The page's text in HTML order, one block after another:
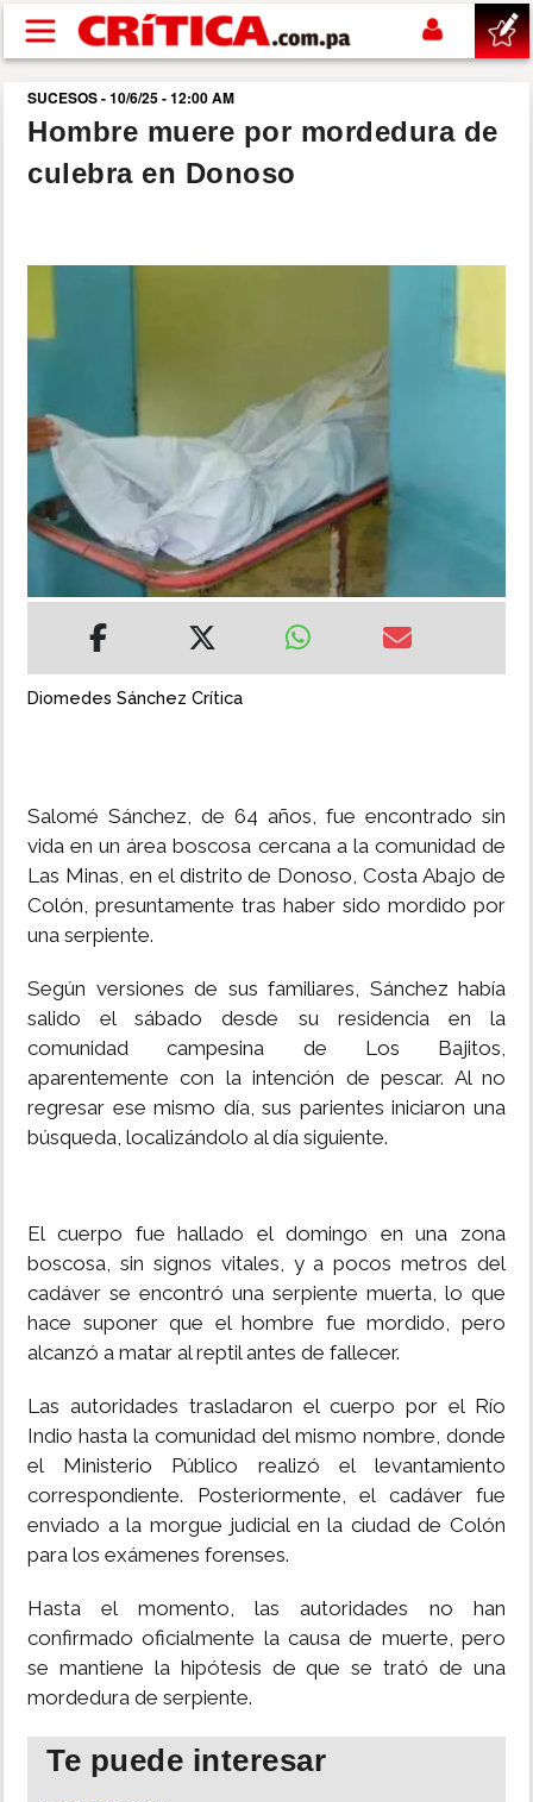
Pasar al contenido principal
buscar
SUCESOS
DEPORTES
MUNDO
MULTIMEDIA
SUCESOS - 10/6/25 - 12:00 AM
Hombre muere por mordedura de
culebra en Donoso
Diomedes Sánchez Crítica
Salomé Sánchez, de 64 años, fue encontrado sin
vida en un área boscosa cercana a la comunidad de
Las Minas, en el distrito de Donoso, Costa Abajo de
Colón, presuntamente tras haber sido mordido por
una serpiente.
Según versiones de sus familiares, Sánchez había
salido el sábado desde su residencia en la
comunidad campesina de Los Bajitos,
aparentemente con la intención de pescar. Al no
regresar ese mismo día, sus parientes iniciaron una
búsqueda, localizándolo al día siguiente.
El cuerpo fue hallado el domingo en una zona
boscosa, sin signos vitales, y a pocos metros del
cadáver se encontró una serpiente muerta, lo que
hace suponer que el hombre fue mordido, pero
alcanzó a matar al reptil antes de fallecer.
Las autoridades trasladaron el cuerpo por el Río
Indio hasta la comunidad del mismo nombre, donde
el Ministerio Público realizó el levantamiento
correspondiente. Posteriormente, el cadáver fue
enviado a la morgue judicial en la ciudad de Colón
para los exámenes forenses.
Hasta el momento, las autoridades no han
confirmado oficialmente la causa de muerte, pero
se mantiene la hipótesis de que se trató de una
mordedura de serpiente.
Te puede interesar